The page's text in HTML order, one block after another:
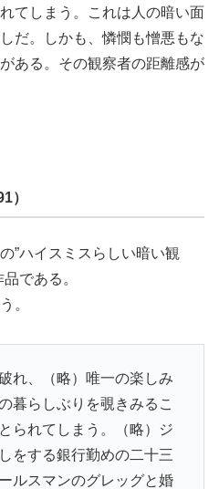
てしまう。これは人の暗い面
だ。しかも、憐憫も憎悪もな
ある。その観察者の距離感が
）
”ハイスミスらしい暗い観
である。
。
れ、（略）唯一の楽しみ
暮らしぶりを覗きみるこ
られてしまう。（略）ジ
をする銀行勤めの二十三
ルスマンのグレッグと婚